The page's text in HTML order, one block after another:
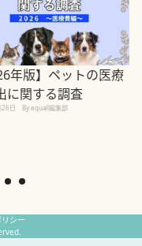
年版】ペットの医療
に関する調査
日 By equall編集部
シー